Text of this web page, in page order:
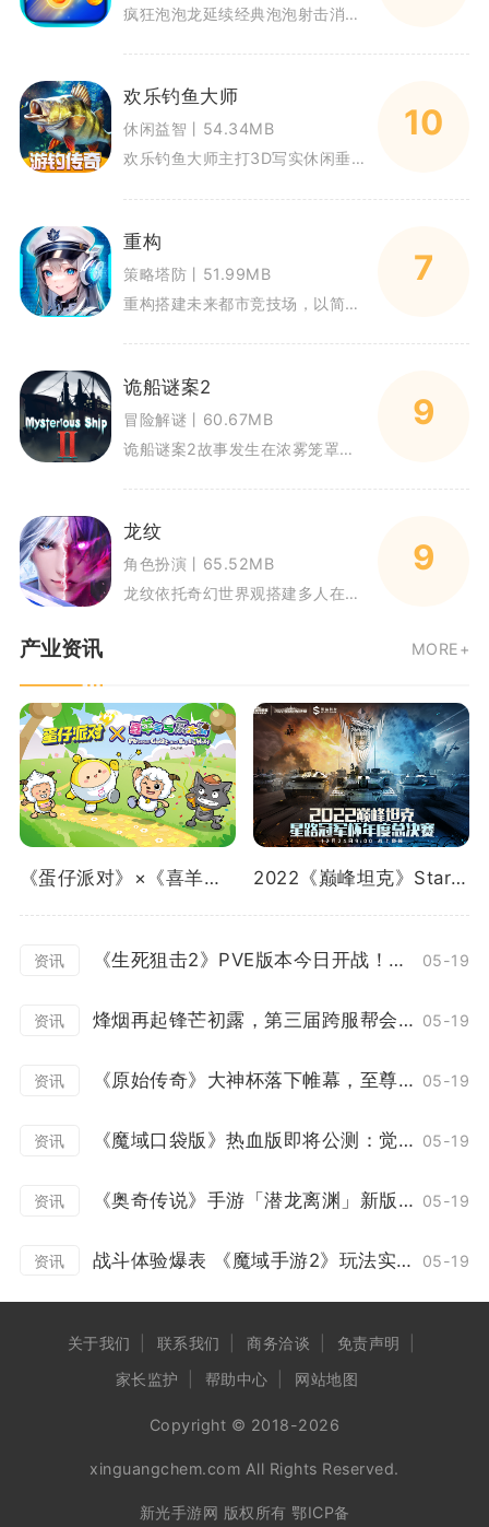
疯狂泡泡龙延续经典泡泡射击消除思路，主打轻量化休闲闯关，很适合碎片时间拿来游玩。单局时长大多控制在三到五分钟，不用深度投
欢乐钓鱼大师
休闲益智丨54.34MB
欢乐钓鱼大师主打3D写实休闲垂钓玩法，适配碎片化游玩，还原真实垂钓的博弈乐趣。游戏汇集全球多处特色渔场，拥有两百余种淡水
10
重构
策略塔防丨51.99MB
重构搭建未来都市竞技场，以简谐智能对抗为核心，围绕重构仪式展开多人竞技对局。玩家化身向导，招募各类智能角色参与对战，在5
7
诡船谜案2
冒险解谜丨60.67MB
诡船谜案2故事发生在浓雾笼罩的海域，几名遭遇海难的幸存者登上BAYCHIMO号渔船躲避风暴，船上接连发生离奇命案。玩家化
9
龙纹
角色扮演丨65.52MB
龙纹依托奇幻世界观搭建多人在线MMO手游框架，玩家将化身冒险者探索整片大陆，在主线推进过程中接触副本挑战、野外对战与帮派
9
产业资讯 MORE+
《蛋仔派对》×《喜羊羊与灰太狼》重磅联动曝光！ 2022《巅峰坦克》Star Road星路冠军杯总决赛12.24开启！
资讯 《生死狙击2》PVE版本今日开战！花式协作冒险 05-19
资讯 烽烟再起锋芒初露，第三届跨服帮会联赛正式打响！ 05-19
资讯 《原始传奇》大神杯落下帷幕，至尊战队上演百战不灭！ 05-19
资讯 《魔域口袋版》热血版即将公测：觉醒突破赛事升级 欧皇大奖等你来领！ 05-19
资讯 《奥奇传说》手游「潜龙离渊」新版本12月23日开启 05-19
资讯 战斗体验爆表 《魔域手游2》玩法实机演示泄露 05-19
关于我们 联系我们 商务洽谈
免责声明
家长监护
帮助中心 网站地图
Copyright © 2018-2026
xinguangchem.com All Rights Reserved.
新光手游网 版权所有 鄂ICP备